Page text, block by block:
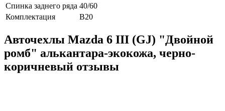
Спинка заднего ряда 40/60
Комплектация
В20
Авточехлы Mazda 6 III (GJ) "Двойной
ромб" алькантара-экокожа, черно-
коричневый отзывы